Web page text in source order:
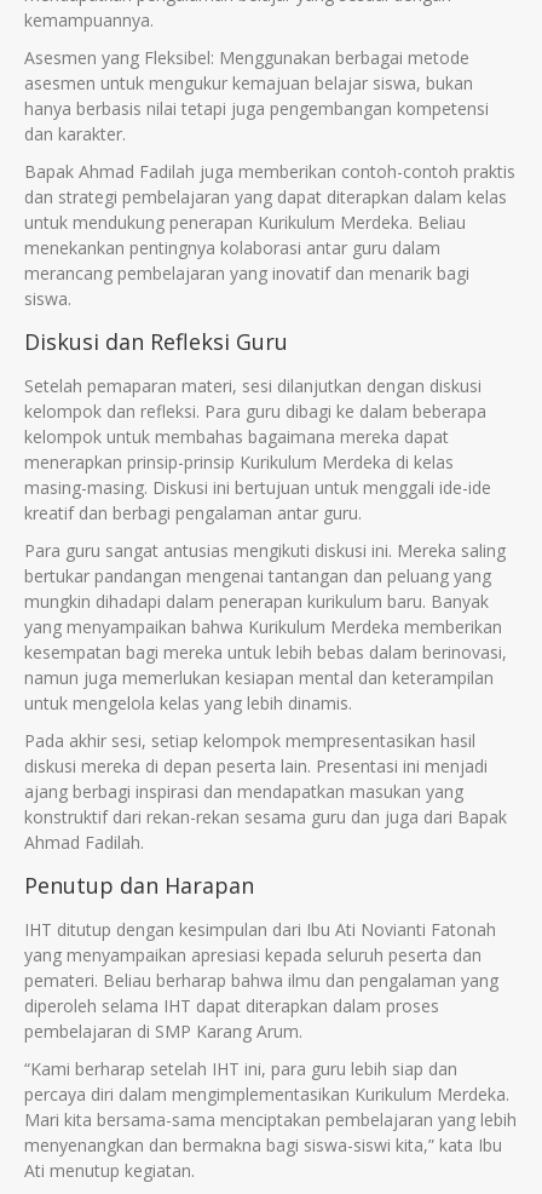
kemampuannya.
Asesmen yang Fleksibel: Menggunakan berbagai metode
asesmen untuk mengukur kemajuan belajar siswa, bukan
hanya berbasis nilai tetapi juga pengembangan kompetensi
dan karakter.
Bapak Ahmad Fadilah juga memberikan contoh-contoh praktis
dan strategi pembelajaran yang dapat diterapkan dalam kelas
untuk mendukung penerapan Kurikulum Merdeka. Beliau
menekankan pentingnya kolaborasi antar guru dalam
merancang pembelajaran yang inovatif dan menarik bagi
siswa.
Diskusi dan Refleksi Guru
Setelah pemaparan materi, sesi dilanjutkan dengan diskusi
kelompok dan refleksi. Para guru dibagi ke dalam beberapa
kelompok untuk membahas bagaimana mereka dapat
menerapkan prinsip-prinsip Kurikulum Merdeka di kelas
masing-masing. Diskusi ini bertujuan untuk menggali ide-ide
kreatif dan berbagi pengalaman antar guru.
Para guru sangat antusias mengikuti diskusi ini. Mereka saling
bertukar pandangan mengenai tantangan dan peluang yang
mungkin dihadapi dalam penerapan kurikulum baru. Banyak
yang menyampaikan bahwa Kurikulum Merdeka memberikan
kesempatan bagi mereka untuk lebih bebas dalam berinovasi,
namun juga memerlukan kesiapan mental dan keterampilan
untuk mengelola kelas yang lebih dinamis.
Pada akhir sesi, setiap kelompok mempresentasikan hasil
diskusi mereka di depan peserta lain. Presentasi ini menjadi
ajang berbagi inspirasi dan mendapatkan masukan yang
konstruktif dari rekan-rekan sesama guru dan juga dari Bapak
Ahmad Fadilah.
Penutup dan Harapan
IHT ditutup dengan kesimpulan dari Ibu Ati Novianti Fatonah
yang menyampaikan apresiasi kepada seluruh peserta dan
pemateri. Beliau berharap bahwa ilmu dan pengalaman yang
diperoleh selama IHT dapat diterapkan dalam proses
pembelajaran di SMP Karang Arum.
“Kami berharap setelah IHT ini, para guru lebih siap dan
percaya diri dalam mengimplementasikan Kurikulum Merdeka.
Mari kita bersama-sama menciptakan pembelajaran yang lebih
menyenangkan dan bermakna bagi siswa-siswi kita,” kata Ibu
Ati menutup kegiatan.